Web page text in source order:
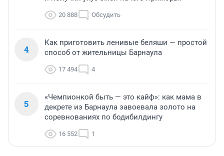
20 888 Обсудить
4
Как приготовить ленивые беляши — простой
способ от жительницы Барнаула
17 494 4
5
«Чемпионкой быть — это кайф»: как мама в
декрете из Барнаула завоевала золото на
соревнованиях по бодибилдингу
16 552 1